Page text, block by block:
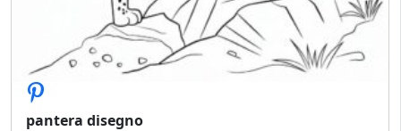
pantera disegno